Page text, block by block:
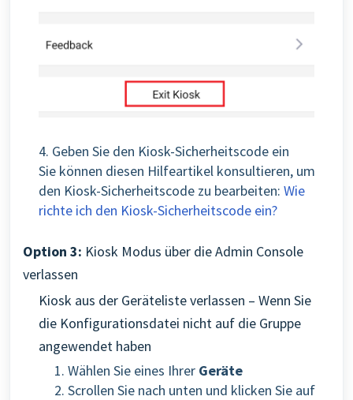
4. Geben Sie den Kiosk-Sicherheitscode ein
Sie können diesen Hilfeartikel konsultieren, um
den Kiosk-Sicherheitscode zu bearbeiten: Wie
richte ich den Kiosk-Sicherheitscode ein?
Option 3: Kiosk Modus über die Admin Console
verlassen
Kiosk aus der Geräteliste verlassen – Wenn Sie
die Konfigurationsdatei nicht auf die Gruppe
angewendet haben
1. Wählen Sie eines Ihrer Geräte
2. Scrollen Sie nach unten und klicken Sie auf